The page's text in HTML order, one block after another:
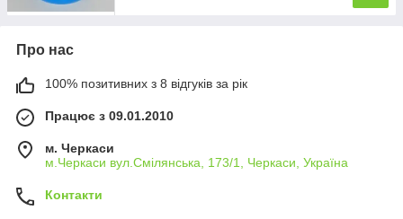
Про нас
100% позитивних з 8 відгуків за рік
Працює з 09.01.2010
м. Черкаси
м.Черкаси вул.Смілянська, 173/1, Черкаси, Україна
Контакти